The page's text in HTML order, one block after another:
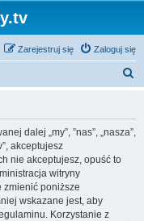
Zaloguj się
Zarejestruj się
dalej „my”, ”nas”, „nasza”,
akceptujesz
nie akceptujesz, opuść to
witryny
zmienić poniższe
wskazane jest, aby
Korzystanie z